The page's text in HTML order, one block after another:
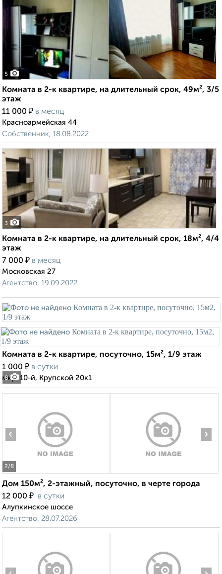
5
Комната в 2-к квартире, на длительный срок, 49м², 3/5
этаж
11 000 ₽ в месяц
Красноармейская 44
Собственник, 18.08.2022
3
Комната в 2-к квартире, на длительный срок, 18м², 4/4
этаж
7 000 ₽ в месяц
Московская 27
Агентство, 19.09.2022
8
Комната в 2-к квартире, посуточно, 15м², 1/9 этаж
1 000 ₽ в сутки
мкр. 10-й, Крупской 20к1
2/8
‹ ›
Дом 150м², 2-этажный, посуточно, в черте города
12 000 ₽ в сутки
Алупкинское шоссе
Агентство, 28.07.2026